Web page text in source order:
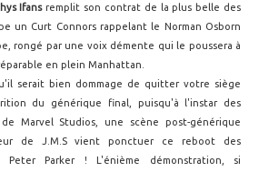
Ifansremplit son contrat de la plus belle des
un Curt Connors rappelant le Norman Osborn
rongé par une voix démente qui le poussera à
en plein Manhattan.
serait bien dommage de quitter votre siège
du générique final, puisqu'à l'instar des
Marvel Studios, une scène post-générique
de J.M.S vient ponctuer ce reboot des
Peter Parker ! L'énième démonstration, si